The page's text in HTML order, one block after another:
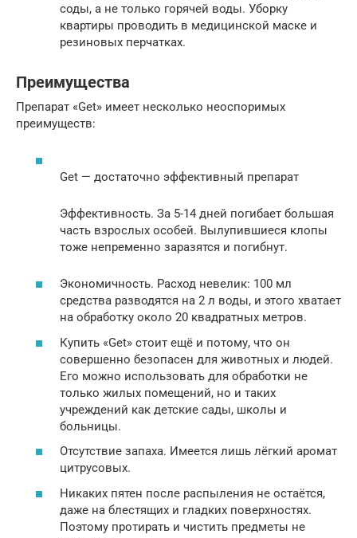
соды, а не только горячей воды. Уборку
квартиры проводить в медицинской маске и
резиновых перчатках.
Преимущества
Препарат «Get» имеет несколько неоспоримых
преимуществ:
Get — достаточно эффективный препарат
Эффективность. За 5-14 дней погибает большая
часть взрослых особей. Вылупившиеся клопы
тоже непременно заразятся и погибнут.
Экономичность. Расход невелик: 100 мл
средства разводятся на 2 л воды, и этого хватает
на обработку около 20 квадратных метров.
Купить «Get» стоит ещё и потому, что он
совершенно безопасен для животных и людей.
Его можно использовать для обработки не
только жилых помещений, но и таких
учреждений как детские сады, школы и
больницы.
Отсутствие запаха. Имеется лишь лёгкий аромат
цитрусовых.
Никаких пятен после распыления не остаётся,
даже на блестящих и гладких поверхностях.
Поэтому протирать и чистить предметы не